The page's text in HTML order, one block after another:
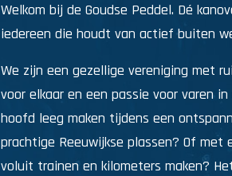
Welkom bij de Goudse Peddel. Dé
iedereen die houdt van actief buiten
We zijn een gezellige vereniging met
voor elkaar en een passie voor varen
hoofd leeg maken tijdens een
prachtige Reeuwijkse plassen? Of met
voluit trainen en kilometers maken?